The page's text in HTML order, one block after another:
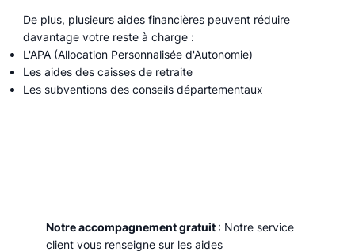
De plus, plusieurs aides financières peuvent réduire
davantage votre reste à charge :
L'APA (Allocation Personnalisée d'Autonomie)
Les aides des caisses de retraite
Les subventions des conseils départementaux
Notre accompagnement gratuit : Notre service
client vous renseigne sur les aides